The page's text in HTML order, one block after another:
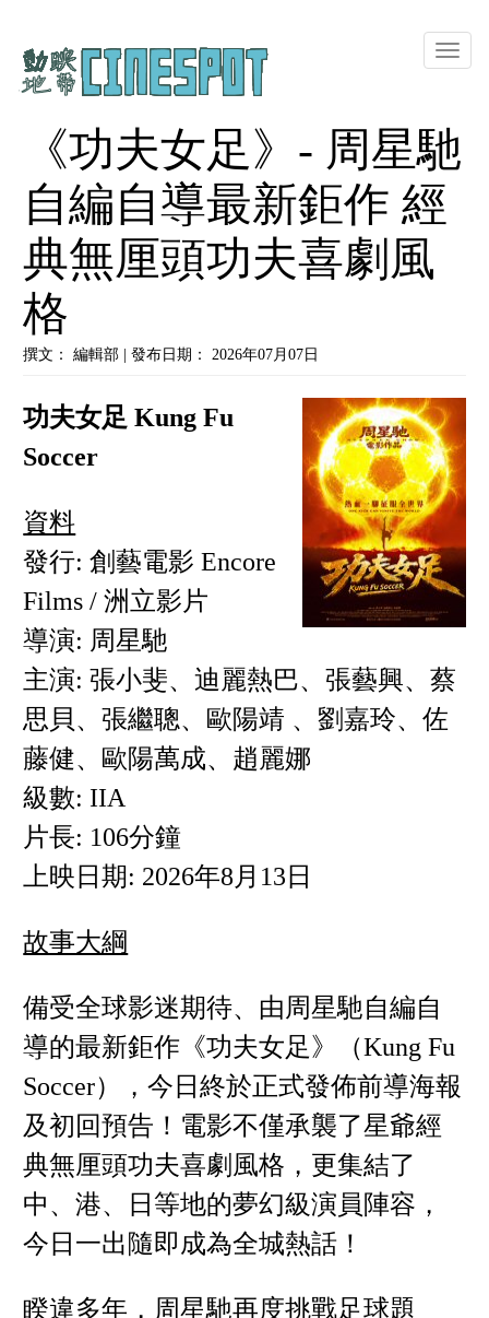
Toggle
《功夫女足》- 周星馳
自編自導最新鉅作 經
典無厘頭功夫喜劇風
格
撰文： 編輯部 | 發布日期： 2026年07月07日
功夫女足 Kung Fu
Soccer
資料
發行: 創藝電影 Encore
Films / 洲立影片
導演: 周星馳
主演: 張小斐、迪麗熱巴、張藝興、蔡
思貝、張繼聰、歐陽靖 、劉嘉玲、佐
藤健、歐陽萬成、趙麗娜
級數: IIA
片長: 106分鐘
上映日期: 2026年8月13日
故事大綱
備受全球影迷期待、由周星馳自編自
導的最新鉅作《功夫女足》（Kung Fu
Soccer），今日終於正式發佈前導海報
及初回預告！電影不僅承襲了星爺經
典無厘頭功夫喜劇風格，更集結了
中、港、日等地的夢幻級演員陣容，
今日一出隨即成為全城熱話！
睽違多年，周星馳再度挑戰足球題